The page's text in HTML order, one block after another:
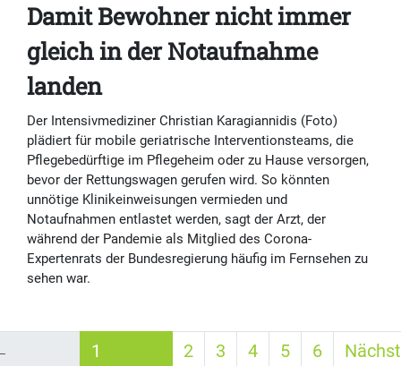
Damit Bewohner nicht immer
gleich in der Notaufnahme
landen
Der Intensivmediziner Christian Karagiannidis (Foto)
plädiert für mobile geriatrische Interventionsteams, die
Pflegebedürftige im Pflegeheim oder zu Hause versorgen,
bevor der Rettungswagen gerufen wird. So könnten
unnötige Klinikeinweisungen vermieden und
Notaufnahmen entlastet werden, sagt der Arzt, der
während der Pandemie als Mitglied des Corona-
Expertenrats der Bundesregierung häufig im Fernsehen zu
sehen war.
1
2 3 4 5 6